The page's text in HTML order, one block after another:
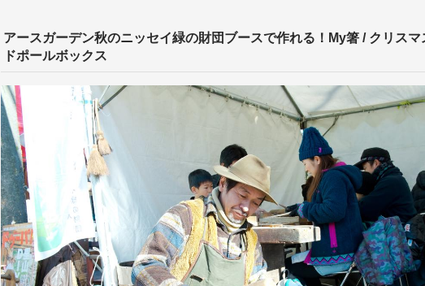
アースガーデン秋のニッセイ緑の財団ブースで作れる！My箸 / クリスマ
ドポールボックス